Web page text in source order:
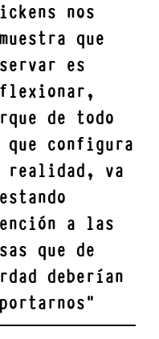
nos
que
es
de todo
configura
realidad, va
a las
que de
deberían
"